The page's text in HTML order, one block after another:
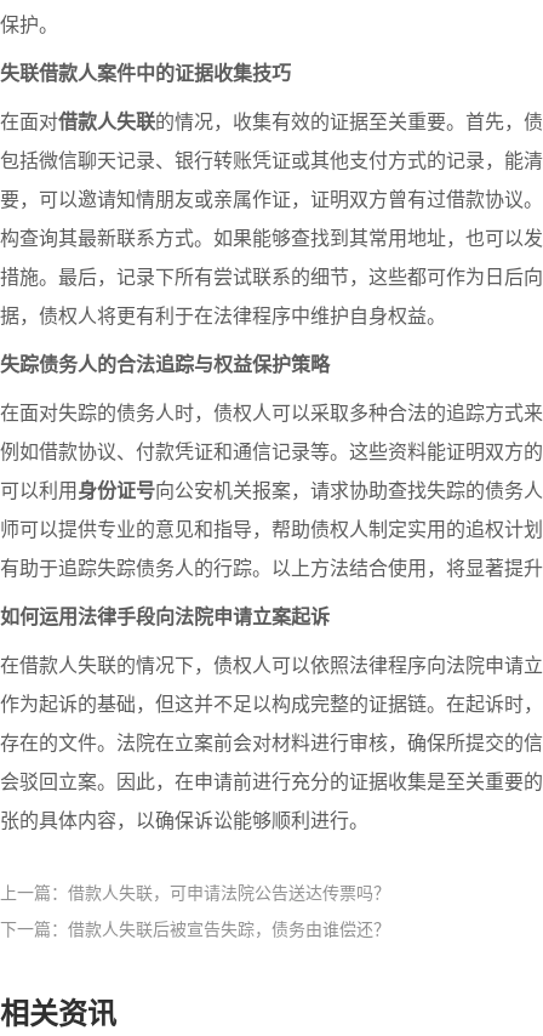
保护。
失联借款人案件中的证据收集技巧
在面对借款人失联的情况，收集有效的证据至关重要。首先，
包括微信聊天记录、银行转账凭证或其他支付方式的记录，能
要，可以邀请知情朋友或亲属作证，证明双方曾有过借款协议
构查询其最新联系方式。如果能够查找到其常用地址，也可以
措施。最后，记录下所有尝试联系的细节，这些都可作为日后
据，债权人将更有利于在法律程序中维护自身权益。
失踪债务人的合法追踪与权益保护策略
在面对失踪的债务人时，债权人可以采取多种合法的追踪方式
例如借款协议、付款凭证和通信记录等。这些资料能证明双方
可以利用身份证号向公安机关报案，请求协助查找失踪的债务
师可以提供专业的意见和指导，帮助债权人制定实用的追权计
有助于追踪失踪债务人的行踪。以上方法结合使用，将显著提
如何运用法律手段向法院申请立案起诉
在借款人失联的情况下，债权人可以依照法律程序向法院申请
作为起诉的基础，但这并不足以构成完整的证据链。在起诉时
存在的文件。法院在立案前会对材料进行审核，确保所提交的
会驳回立案。因此，在申请前进行充分的证据收集是至关重要
张的具体内容，以确保诉讼能够顺利进行。
上一篇：借款人失联，可申请法院公告送达传票吗？
下一篇：借款人失联后被宣告失踪，债务由谁偿还？
相关资讯